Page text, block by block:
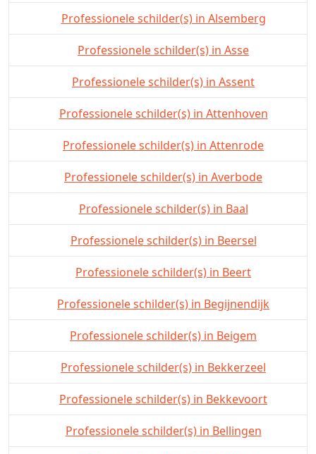
Professionele schilder(s) in Alsemberg
Professionele schilder(s) in Asse
Professionele schilder(s) in Assent
Professionele schilder(s) in Attenhoven
Professionele schilder(s) in Attenrode
Professionele schilder(s) in Averbode
Professionele schilder(s) in Baal
Professionele schilder(s) in Beersel
Professionele schilder(s) in Beert
Professionele schilder(s) in Begijnendijk
Professionele schilder(s) in Beigem
Professionele schilder(s) in Bekkerzeel
Professionele schilder(s) in Bekkevoort
Professionele schilder(s) in Bellingen